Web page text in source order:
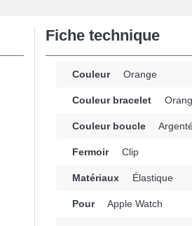
Fiche technique
Couleur Orange
Couleur bracelet
Couleur boucle
Fermoir Clip
Matériaux Élastique
Pour Apple Watch